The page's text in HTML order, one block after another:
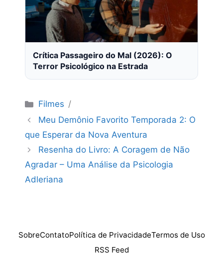
Crítica Passageiro do Mal (2026): O
Terror Psicológico na Estrada
Categorias
Filmes
Meu Demônio Favorito Temporada 2: O
que Esperar da Nova Aventura
Resenha do Livro: A Coragem de Não
Agradar – Uma Análise da Psicologia
Adleriana
SobreContatoPolítica de PrivacidadeTermos de Uso
RSS Feed